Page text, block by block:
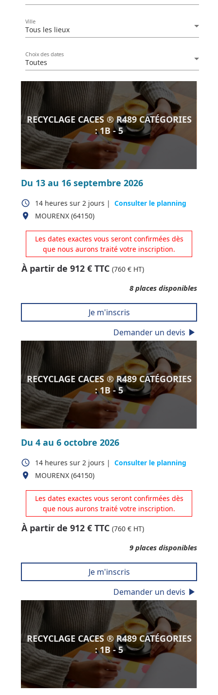
Ville
Tous les lieux
Choix des dates
Toutes
RECYCLAGE CACES ® R489 CATÉGORIES
: 1B - 5
Du 13 au 16 septembre 2026
access_time 14 heuressur2 jours | Consulter le planning
place
MOURENX (64150)
Les dates exactes vous seront confirmées dès
que nous aurons traité votre inscription.
À partir de912€ TTC(760 € HT)
8places disponibles
Je m'inscris
Demander un devis play_arrow
RECYCLAGE CACES ® R489 CATÉGORIES
: 1B - 5
Du 4 au 6 octobre 2026
access_time 14 heuressur2 jours | Consulter le planning
place
MOURENX (64150)
Les dates exactes vous seront confirmées dès
que nous aurons traité votre inscription.
À partir de912€ TTC(760 € HT)
9 places disponibles
Je m'inscris
Demander un devis play_arrow
RECYCLAGE CACES ® R489 CATÉGORIES
: 1B - 5